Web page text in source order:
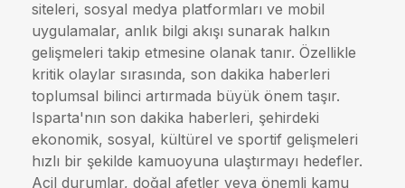
siteleri, sosyal medya platformları ve mobil
uygulamalar, anlık bilgi akışı sunarak halkın
gelişmeleri takip etmesine olanak tanır. Özellikle
kritik olaylar sırasında, son dakika haberleri
toplumsal bilinci artırmada büyük önem taşır.
Isparta'nın son dakika haberleri, şehirdeki
ekonomik, sosyal, kültürel ve sportif gelişmeleri
hızlı bir şekilde kamuoyuna ulaştırmayı hedefler.
Acil durumlar, doğal afetler veya önemli kamu